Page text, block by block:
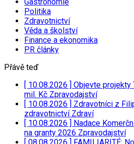
Politika
Zdravotnictví
Věda a školství
Finance a ekonomika
PR články
Přávě teď
[ 10.08.2026 ] Objevte projekty
mil. Kč Zpravodajství
[ 10.08.2026 ] Zdravotníci z
zdravotnictví Zdraví
[ 10.08.2026 ] Nadace
na granty 2026 Zpravodajství